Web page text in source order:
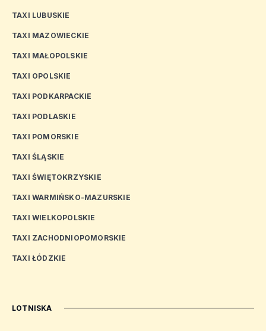
TAXI LUBUSKIE
TAXI MAZOWIECKIE
TAXI MAŁOPOLSKIE
TAXI OPOLSKIE
TAXI PODKARPACKIE
TAXI PODLASKIE
TAXI POMORSKIE
TAXI ŚLĄSKIE
TAXI ŚWIĘTOKRZYSKIE
TAXI WARMIŃSKO-MAZURSKIE
TAXI WIELKOPOLSKIE
TAXI ZACHODNIOPOMORSKIE
TAXI ŁÓDZKIE
LOTNISKA